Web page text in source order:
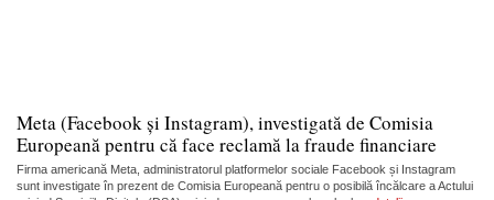
Meta (Facebook și Instagram), investigată de Comisia
Europeană pentru că face reclamă la fraude financiare
Firma americană Meta, administratorul platformelor sociale Facebook și Instagram
sunt investigate în prezent de Comisia Europeană pentru o posibilă încălcare a Actului